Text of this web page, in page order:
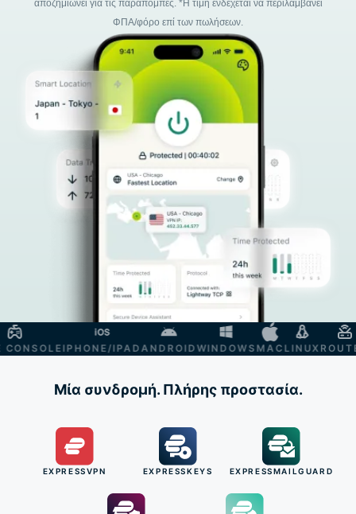
αποζημιώνει για τις παραπομπές. *Η τιμή ενδέχεται να περιλαμβάνει
ΦΠΑ/φόρο επί των πωλήσεων.
IPHONE/IPADANDROIDWINDOWSMACLINUXROUTER
Μία συνδρομή. Πλήρης προστασία.
EXPRESSVPN EXPRESSKEYS EXPRESSMAILGUARD